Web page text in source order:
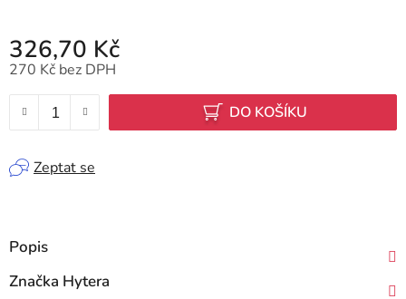
326,70 Kč
270 Kč bez DPH
DO KOŠÍKU
Zeptat se
Popis
Značka Hytera